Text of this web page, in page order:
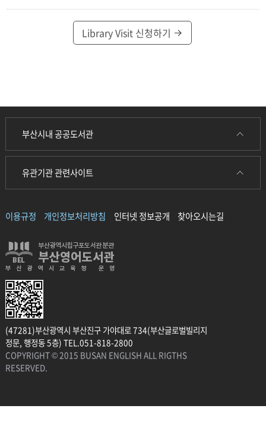
Library Visit 신청하기
부산시내 공공도서관
유관기관 관련사이트
이용규정 개인정보처리방침 인터넷 정보공개 찾아오시는길
(47281)부산광역시 부산진구 가야대로 734(부산글로벌빌리지
정문, 행정동 5층) TEL.051-818-2800
COPYRIGHT © 2015 BUSAN ENGLISH ALL RIGTHS
RESERVED.